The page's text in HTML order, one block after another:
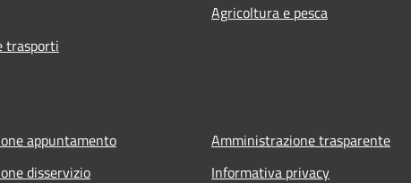
trasporti
Agricoltura e pesca
appuntamento
disservizio
Amministrazione trasparente
Informativa privacy